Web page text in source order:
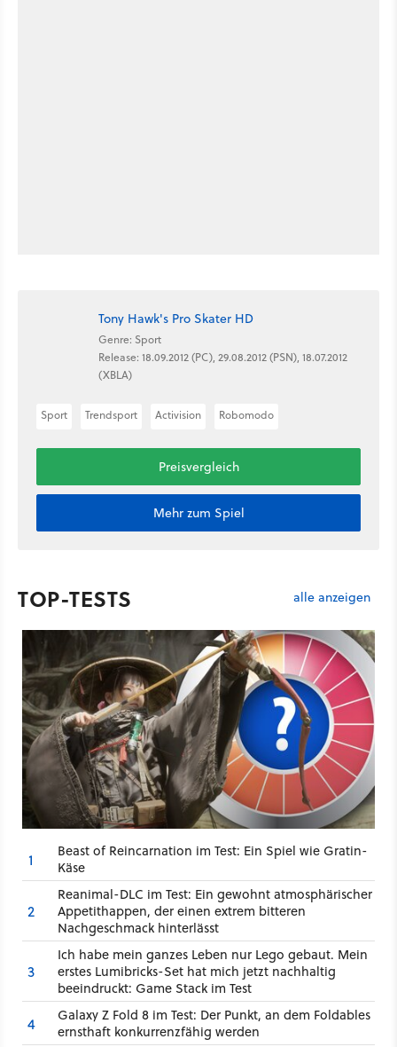
Tony Hawk's Pro Skater HD
Genre: Sport
Release: 18.09.2012 (PC), 29.08.2012 (PSN), 18.07.2012
(XBLA)
Sport Trendsport Activision Robomodo
Preisvergleich
Mehr zum Spiel
TOP-TESTS alle anzeigen
1
Beast of Reincarnation im Test: Ein Spiel wie Gratin-
Käse
2
Reanimal-DLC im Test: Ein gewohnt atmosphärischer
Appetithappen, der einen extrem bitteren
Nachgeschmack hinterlässt
3
Ich habe mein ganzes Leben nur Lego gebaut. Mein
erstes Lumibricks-Set hat mich jetzt nachhaltig
beeindruckt: Game Stack im Test
4
Galaxy Z Fold 8 im Test: Der Punkt, an dem Foldables
ernsthaft konkurrenzfähig werden